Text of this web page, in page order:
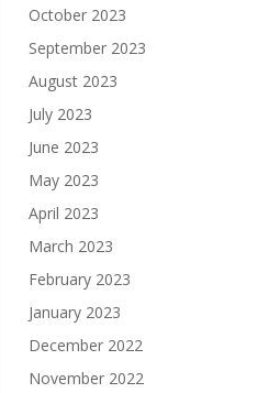
October 2023
September 2023
August 2023
July 2023
June 2023
May 2023
April 2023
March 2023
February 2023
January 2023
December 2022
November 2022